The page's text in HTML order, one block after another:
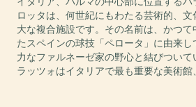
ロッタは、何世紀にもわたる芸術的、
大な複合施設です。その名前は、かつ
たスペインの球技「ペロータ」に由来
力なファルネーゼ家の野心と結びつい
ラッツォはイタリアで最も重要な美術館